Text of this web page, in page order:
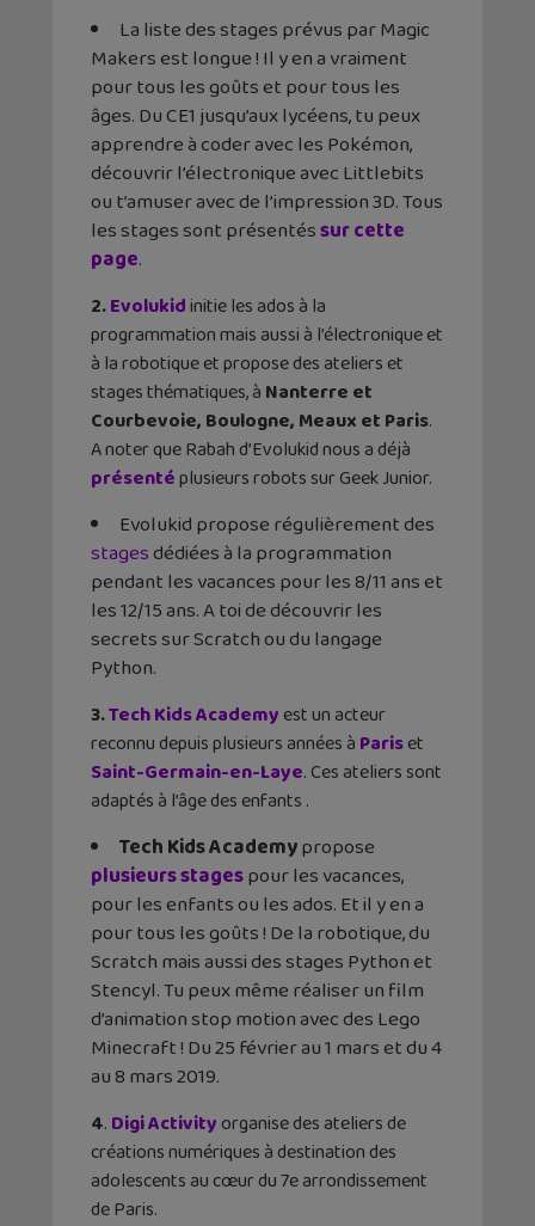
La liste des stages prévus par Magic
Makers est longue ! Il y en a vraiment
pour tous les goûts et pour tous les
âges. Du CE1 jusqu’aux lycéens, tu peux
apprendre à coder avec les Pokémon,
découvrir l’électronique avec Littlebits
ou t’amuser avec de l’impression 3D. Tous
les stages sont présentéssur cette
page.
2.Evolukidinitie les ados à la
programmation mais aussi à l’électronique et
à la robotique et propose des ateliers et
stages thématiques, à Nanterre et
Courbevoie, Boulogne, Meaux et Paris.
A noter que Rabah d’Evolukid nous a déjà
présentéplusieurs robots sur Geek Junior.
Evolukid propose régulièrement des
stagesdédiées à la programmation
pendant les vacances pour les 8/11 ans et
les 12/15 ans. A toi de découvrir les
secrets sur Scratch ou du langage
Python.
3.Tech Kids Academy est un acteur
reconnu depuis plusieurs années à Pariset
Saint-Germain-en-Laye. Ces ateliers sont
adaptés à l’âge des enfants .
Tech Kids Academypropose
plusieurs stagespour les vacances,
pour les enfants ou les ados. Et il y en a
pour tous les goûts ! De la robotique, du
Scratch mais aussi des stages Python et
Stencyl. Tu peux même réaliser un film
d’animation stop motion avec des Lego
Minecraft ! Du 25 février au 1 mars et du 4
au 8 mars 2019.
4. Digi Activity organise des ateliers de
créations numériques à destination des
adolescents au cœur du 7e arrondissement
de Paris.